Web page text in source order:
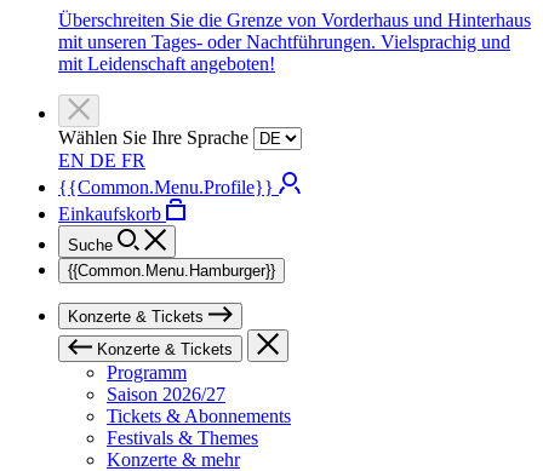
Überschreiten Sie die Grenze von Vorderhaus und Hinterhaus
mit unseren Tages- oder Nachtführungen. Vielsprachig und
mit Leidenschaft angeboten!
Wählen Sie Ihre Sprache
EN DE FR
{{Common.Menu.Profile}}
Einkaufskorb
Suche
{{Common.Menu.Hamburger}}
Konzerte & Tickets
Konzerte & Tickets
Programm
Saison 2026/27
Tickets & Abonnements
Festivals & Themes
Konzerte & mehr